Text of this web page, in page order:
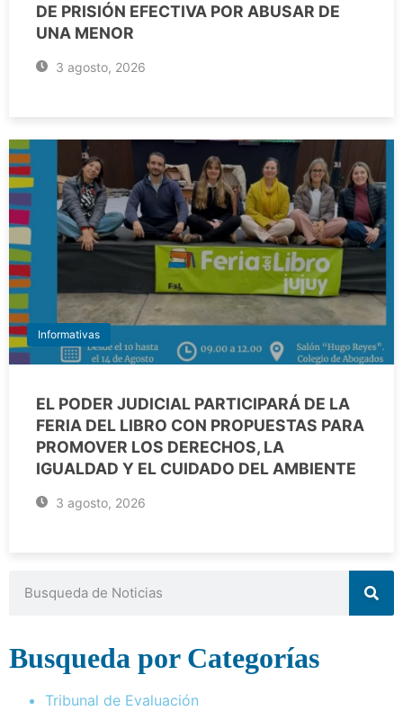
DE PRISIÓN EFECTIVA POR ABUSAR DE
UNA MENOR
3 agosto, 2026
Informativas
EL PODER JUDICIAL PARTICIPARÁ DE LA
FERIA DEL LIBRO CON PROPUESTAS PARA
PROMOVER LOS DERECHOS, LA
IGUALDAD Y EL CUIDADO DEL AMBIENTE
3 agosto, 2026
Busqueda por Categorías
Tribunal de Evaluación